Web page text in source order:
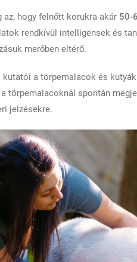
az, hogy felnőtt korukra akár 50-
rendkívül intelligensek és
merőben eltérő.
kutatói a törpemalacok és
törpemalacoknál spontán
jelzésekre.